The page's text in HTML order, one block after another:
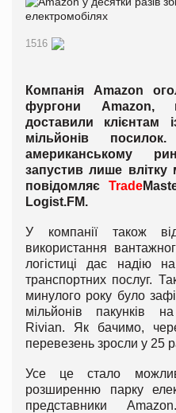
1516
Компанія Amazon
фургони Amazon,
доставили
мільйонів
американському
запустив лише
повідомляє Trade
Logist.FM.
У компанії також
використання
логістиці дає надію
транспортних послуг.
минулого року було
мільйонів пакунків
Rivian. Як бачимо,
перевезень зросли у 25
Усе це стало
розширенню парку
представники